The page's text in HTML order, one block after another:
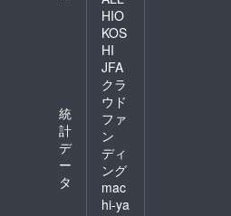
統
計
デ
ー
タ
HIO
KOS
HI
JFA
クラ
ウド
ファ
ン
ディ
ング
mac
hi-ya